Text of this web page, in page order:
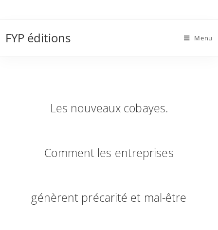
FYP éditions Menu
entreprises génèrent précarité et mal-être au
Les nouveaux cobayes.
Comment les entreprises
génèrent précarité et mal-être